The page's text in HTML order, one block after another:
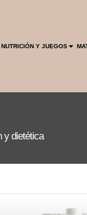
NUTRICIÓN Y JUEGOS
y dietética